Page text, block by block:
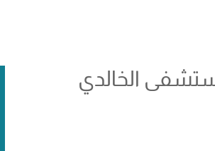
الخالدي